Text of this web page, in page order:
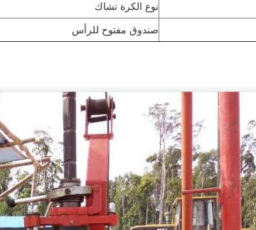
نوع الكرة تشاك
صندوق مفتوح للرأس